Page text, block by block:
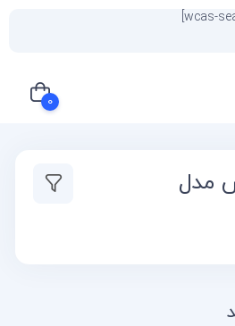
0
سبد خرید شما خالی است
مدل